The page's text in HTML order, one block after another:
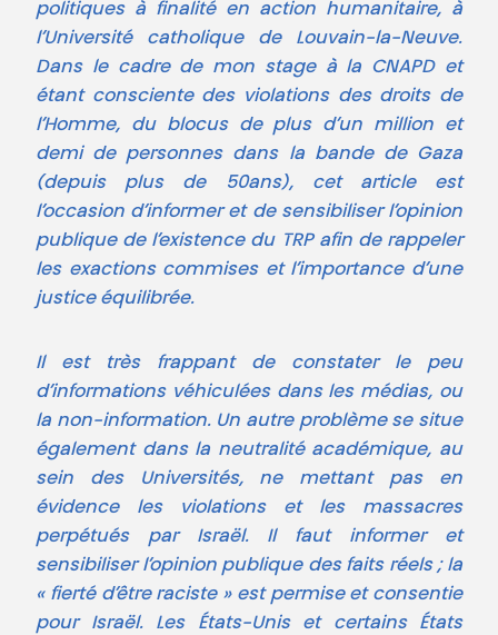
politiques à finalité en action humanitaire, à
l’Université catholique de Louvain-la-Neuve.
Dans le cadre de mon stage à la CNAPD et
étant consciente des violations des droits de
l’Homme, du blocus de plus d’un million et
demi de personnes dans la bande de Gaza
(depuis plus de 50ans), cet article est
l’occasion d’informer et de sensibiliser l’opinion
publique de l’existence du TRP afin de rappeler
les exactions commises et l’importance d’une
justice équilibrée.
Il est très frappant de constater le peu
d’informations véhiculées dans les médias, ou
la non-information. Un autre problème se situe
également dans la neutralité académique, au
sein des Universités, ne mettant pas en
évidence les violations et les massacres
perpétués par Israël. Il faut informer et
sensibiliser l’opinion publique des faits réels ; la
« fierté d’être raciste » est permise et consentie
pour Israël. Les États-Unis et certains États